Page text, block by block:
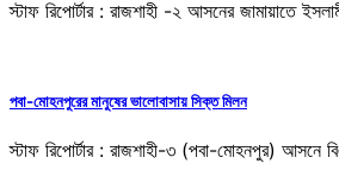
স্টাফ রিপোর্টার : রাজশাহী -২ আসনের জামায়াতে
পবা-মোহনপুরের মানুষের ভালোবাসায় সিক্ত মিলন
স্টাফ রিপোর্টার : রাজশাহী-৩ (পবা-মোহনপুর) আসনে